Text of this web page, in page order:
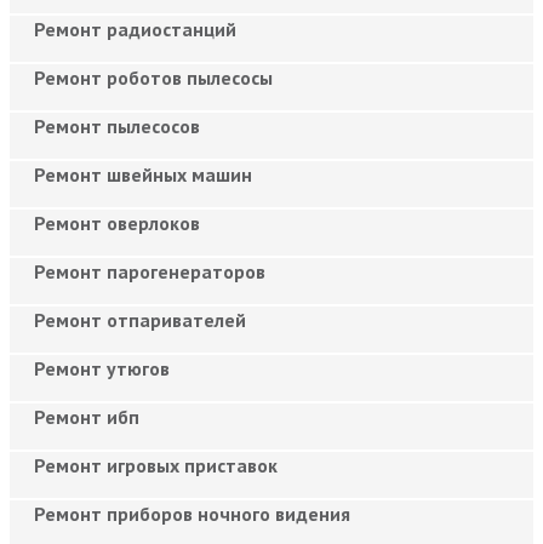
Ремонт радиостанций
Ремонт роботов пылесосы
Ремонт пылесосов
Ремонт швейных машин
Ремонт оверлоков
Ремонт парогенераторов
Ремонт отпаривателей
Ремонт утюгов
Ремонт ибп
Ремонт игровых приставок
Ремонт приборов ночного видения